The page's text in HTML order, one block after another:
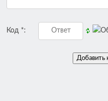
Код *: